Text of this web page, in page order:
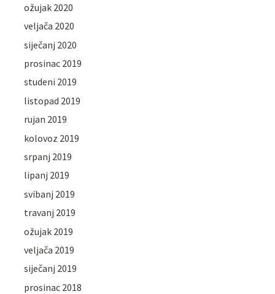
ožujak 2020
veljača 2020
siječanj 2020
prosinac 2019
studeni 2019
listopad 2019
rujan 2019
kolovoz 2019
srpanj 2019
lipanj 2019
svibanj 2019
travanj 2019
ožujak 2019
veljača 2019
siječanj 2019
prosinac 2018